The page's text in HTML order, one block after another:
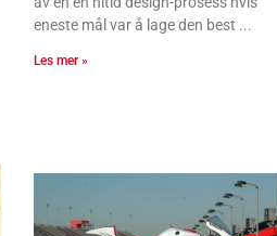
eneste mål var å lage den best
Les mer »